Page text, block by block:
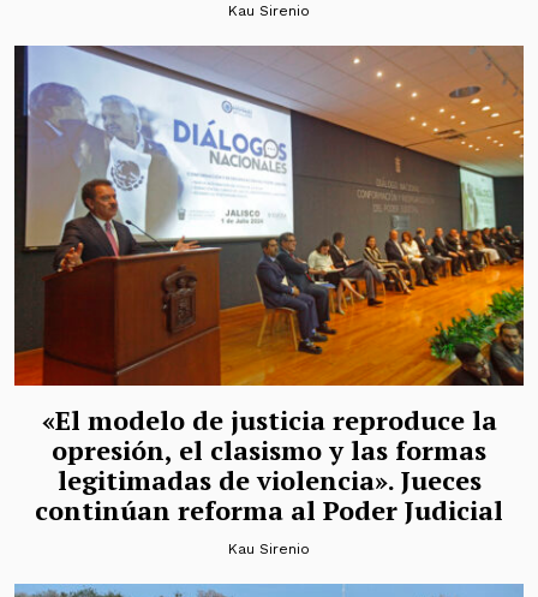
Kau Sirenio
«El modelo de justicia reproduce la
opresión, el clasismo y las formas
legitimadas de violencia». Jueces
continúan reforma al Poder Judicial
Kau Sirenio